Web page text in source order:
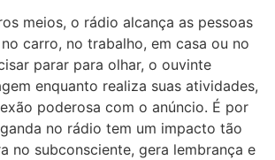
meios, o rádio alcança as pessoas
carro, no trabalho, em casa ou no
parar para olhar, o ouvinte
enquanto realiza suas atividades,
poderosa com o anúncio. É por
no rádio tem um impacto tão
no subconsciente, gera lembrança e